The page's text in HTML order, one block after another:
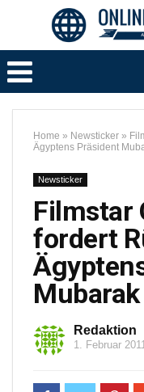
Home » Newsticker »
Ägyptens Präsident
Newsticker
Filmstar
fordert
Mubarak
Redaktion
1. Februar